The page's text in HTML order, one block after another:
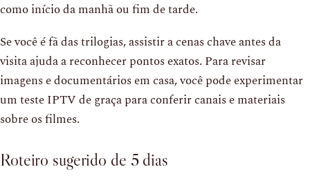
como início da manhã ou fim de tarde.
Se você é fã das trilogias, assistir a cenas chave antes da
visita ajuda a reconhecer pontos exatos. Para revisar
imagens e documentários em casa, você pode experimentar
um teste IPTV de graça para conferir canais e materiais
sobre os filmes.
Roteiro sugerido de 5 dias